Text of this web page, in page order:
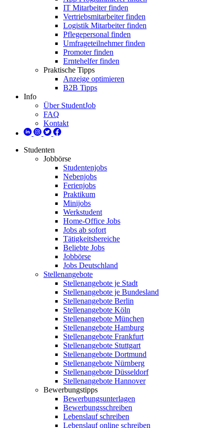
IT Mitarbeiter finden
Vertriebsmitarbeiter finden
Logistik Mitarbeiter finden
Pflegepersonal finden
Umfrageteilnehmer finden
Promoter finden
Erntehelfer finden
Praktische Tipps
Anzeige optimieren
B2B Tipps
Info
Über StudentJob
FAQ
Kontakt
Studenten
Jobbörse
Studentenjobs
Nebenjobs
Ferienjobs
Praktikum
Minijobs
Werkstudent
Home-Office Jobs
Jobs ab sofort
Tätigkeitsbereiche
Beliebte Jobs
Jobbörse
Jobs Deutschland
Stellenangebote
Stellenangebote je Stadt
Stellenangebote je Bundesland
Stellenangebote Berlin
Stellenangebote Köln
Stellenangebote München
Stellenangebote Hamburg
Stellenangebote Frankfurt
Stellenangebote Stuttgart
Stellenangebote Dortmund
Stellenangebote Nürnberg
Stellenangebote Düsseldorf
Stellenangebote Hannover
Bewerbungstipps
Bewerbungsunterlagen
Bewerbungsschreiben
Lebenslauf schreiben
Lebenslauf online schreiben